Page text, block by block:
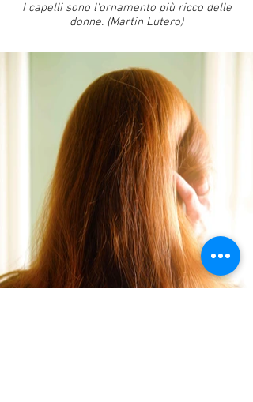
I capelli sono l'ornamento più ricco delle
donne. (Martin Lutero)